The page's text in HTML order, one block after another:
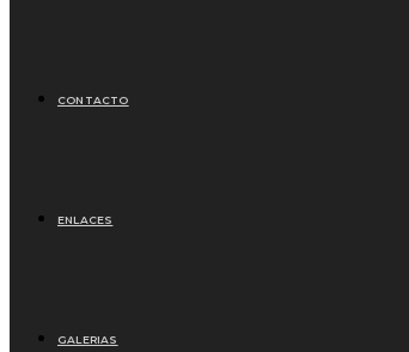
CONTACTO
ENLACES
GALERIAS